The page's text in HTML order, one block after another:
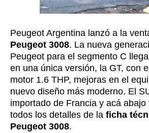
Peugeot Argentina lanzó a la
Peugeot 3008. La nueva
Peugeot para el segmento C
en una única versión, la GT, con
motor 1.6 THP, mejoras en el
nuevo diseño más moderno. El
importado de Francia y acá
todos los detalles de la ficha
Peugeot 3008.